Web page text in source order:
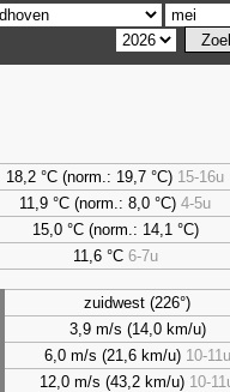
18,2 °C (norm.: 19,7 °C) 15-16u
11,9 °C (norm.: 8,0 °C) 4-5u
15,0 °C (norm.: 14,1 °C)
11,6 °C 6-7u
zuidwest (226°)
3,9 m/s (14,0 km/u)
6,0 m/s (21,6 km/u) 10-11u
12,0 m/s (43,2 km/u) 10-